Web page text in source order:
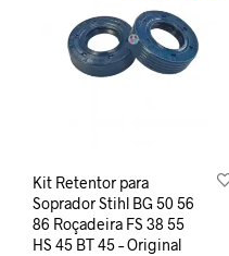
Kit Retentor para
Soprador Stihl BG 50 56
86 Roçadeira FS 38 55
HS 45 BT 45 – Original